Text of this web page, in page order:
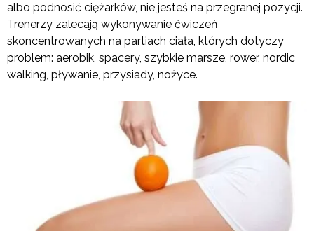
albo podnosić ciężarków, nie jesteś na przegranej pozycji.
Trenerzy zalecają wykonywanie ćwiczeń
skoncentrowanych na partiach ciała, których dotyczy
problem: aerobik, spacery, szybkie marsze, rower, nordic
walking, pływanie, przysiady, nożyce.